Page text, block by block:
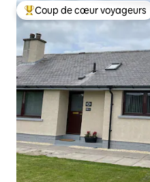
Coups de cœur voyageurs
Coup de cœur voyageurs